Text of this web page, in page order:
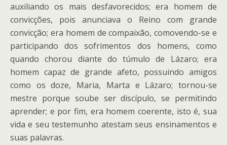
auxiliando os mais desfavorecidos; era homem de
convicções, pois anunciava o Reino com grande
convicção; era homem de compaixão, comovendo-se e
participando dos sofrimentos dos homens, como
quando chorou diante do túmulo de Lázaro; era
homem capaz de grande afeto, possuindo amigos
como os doze, Maria, Marta e Lázaro; tornou-se
mestre porque soube ser discípulo, se permitindo
aprender; e por fim, era homem coerente, isto é, sua
vida e seu testemunho atestam seus ensinamentos e
suas palavras.